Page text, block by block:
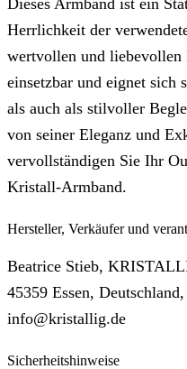
Herrlichkeit der
wertvollen und
einsetzbar und eignet sich
als auch als stilvoller
von seiner Eleganz und
vervollständigen Sie Ihr
Kristall-Armband.
Hersteller, Verkäufer und
Beatrice Stieb,
45359 Essen,
info@kristallig.de
Sicherheitshinweise